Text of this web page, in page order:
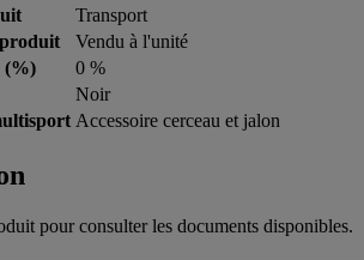
Transport
Vendu à l'unité
(%)
0 %
Noir
Accessoire cerceau et jalon
pour consulter les documents disponibles.